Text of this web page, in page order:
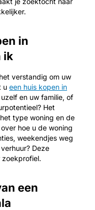
in
ik
verstandig om uw
u een huis kopen in
en uw familie, of
Het
type woning en de
hoe u de woning
weekendjes weg
Deze
een